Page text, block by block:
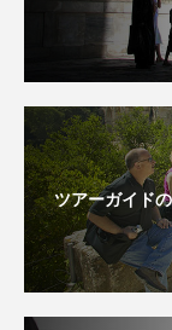
ツアーガイド